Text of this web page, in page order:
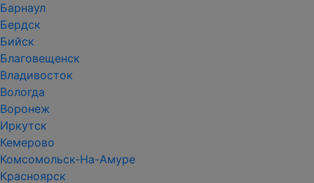
Барнаул
Бердск
Бийск
Благовещенск
Владивосток
Вологда
Воронеж
Иркутск
Кемерово
Комсомольск-На-Амуре
Красноярск